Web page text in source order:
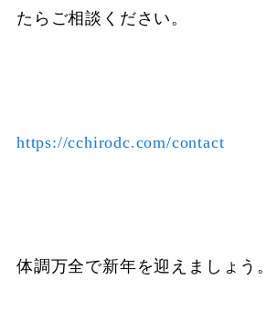
たらご相談ください。
https://cchirodc.com/contact
体調万全で新年を迎えましょう。